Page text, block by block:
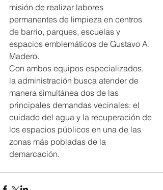
misión de realizar labores
permanentes de limpieza en centros
de barrio, parques, escuelas y
espacios emblemáticos de Gustavo A.
Madero.
Con ambos equipos especializados,
la administración busca atender de
manera simultánea dos de las
principales demandas vecinales: el
cuidado del agua y la recuperación de
los espacios públicos en una de las
zonas más pobladas de la
demarcación.